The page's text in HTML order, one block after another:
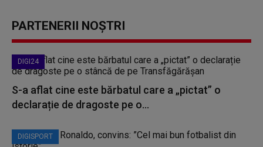
PARTENERII NOȘTRI
DIGI24
S-a aflat cine este bărbatul care a „pictat” o
declarație de dragoste pe o...
DIGISPORT